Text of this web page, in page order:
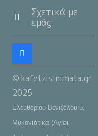
Σχετικά με
εμάς
© kafetzis-nimata.gr
2025
Ελευθέριου Βενιζέλου 5,
Μυκονιάτικα (Άγιοι